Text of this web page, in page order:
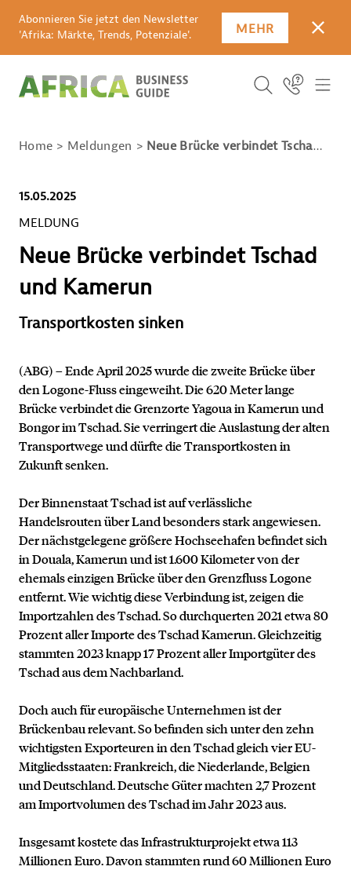
Abonnieren Sie jetzt den Newsletter
'Afrika: Märkte, Trends, Potenziale'.
MEHR
ICON
SUCHBEGRIFF
SUCHEN
Icon Link
Home Meldungen Neue Brücke verbindet Tschad und Kamerun
15.05.2025
MELDUNG
Neue Brücke verbindet Tschad
und Kamerun
Transportkosten sinken
(ABG) –Ende April 2025 wurde die zweite Brücke über
den Logone-Fluss eingeweiht. Die 620 Meter lange
Brücke verbindet die Grenzorte Yagoua in Kamerun und
Bongor im Tschad. Sie verringert die Auslastung der alten
Transportwege und dürfte die Transportkosten in
Zukunft senken.
Der Binnenstaat Tschad ist auf verlässliche
Handelsrouten über Land besonders stark angewiesen.
Der nächstgelegene größere Hochseehafen befindet sich
in Douala, Kamerun und ist 1.600 Kilometer von der
ehemals einzigen Brücke über den Grenzfluss Logone
entfernt. Wie wichtig diese Verbindung ist, zeigen die
Importzahlen des Tschad. So durchquerten 2021 etwa 80
Prozent aller Importe des Tschad Kamerun. Gleichzeitig
stammten 2023 knapp 17 Prozent aller Importgüter des
Tschad aus dem Nachbarland.
Doch auch für europäische Unternehmen ist der
Brückenbau relevant. So befinden sich unter den zehn
wichtigsten Exporteuren in den Tschad gleich vier EU-
Mitgliedsstaaten: Frankreich, die Niederlande, Belgien
und Deutschland. Deutsche Güter machten 2,7 Prozent
am Importvolumen des Tschad im Jahr 2023 aus.
Insgesamt kostete das Infrastrukturprojekt etwa 113
Millionen Euro. Davon stammten rund 60 Millionen Euro